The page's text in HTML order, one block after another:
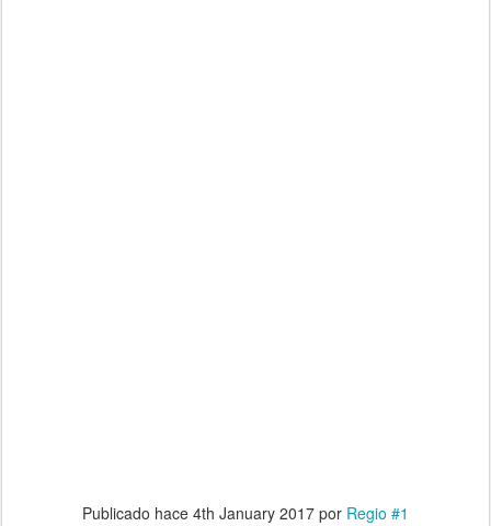
Publicado hace 4th January 2017 por Regio #1